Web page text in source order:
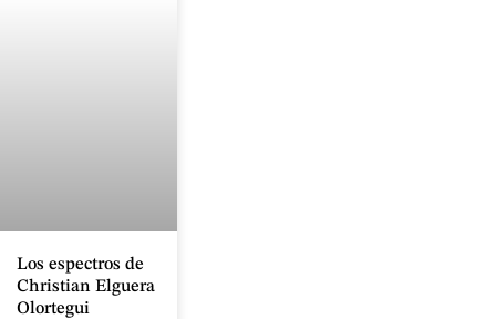
Los espectros de
Christian Elguera
Olortegui